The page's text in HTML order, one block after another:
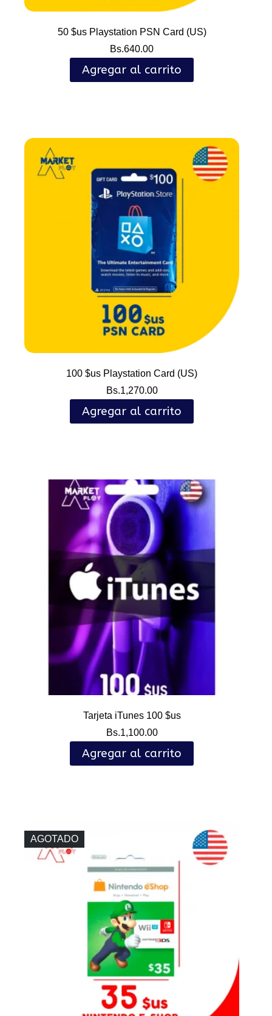
50 $us Playstation PSN Card (US)
Bs.640.00
Agregar al carrito
100 $us Playstation Card (US)
Bs.1,270.00
Agregar al carrito
Tarjeta iTunes 100 $us
Bs.1,100.00
Agregar al carrito
AGOTADO